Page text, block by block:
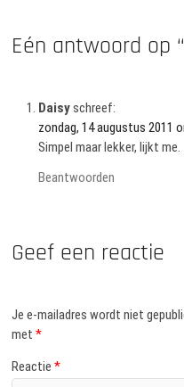
Eén antwoord op
Daisyschreef:
zondag, 14 augustus 2011
Simpel maar lekker, lijkt me.
Beantwoorden
Geef een reactie
Je e-mailadres wordt niet
met*
Reactie*